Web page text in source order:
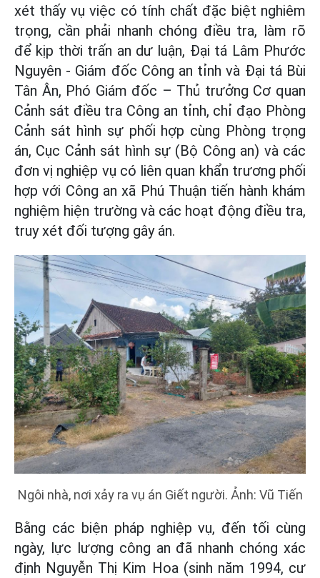
xét thấy vụ việc có tính chất đặc biệt nghiêm
trọng, cần phải nhanh chóng điều tra, làm rõ
để kịp thời trấn an dư luận, Đại tá Lâm Phước
Nguyên - Giám đốc Công an tỉnh và Đại tá Bùi
Tân Ân, Phó Giám đốc – Thủ trưởng Cơ quan
Cảnh sát điều tra Công an tỉnh, chỉ đạo Phòng
Cảnh sát hình sự phối hợp cùng Phòng trọng
án, Cục Cảnh sát hình sự (Bộ Công an) và các
đơn vị nghiệp vụ có liên quan khẩn trương phối
hợp với Công an xã Phú Thuận tiến hành khám
nghiệm hiện trường và các hoạt động điều tra,
truy xét đối tượng gây án.
Ngôi nhà, nơi xảy ra vụ án Giết người. Ảnh: Vũ Tiến
Bằng các biện pháp nghiệp vụ, đến tối cùng
ngày, lực lượng công an đã nhanh chóng xác
định Nguyễn Thị Kim Hoa (sinh năm 1994, cư